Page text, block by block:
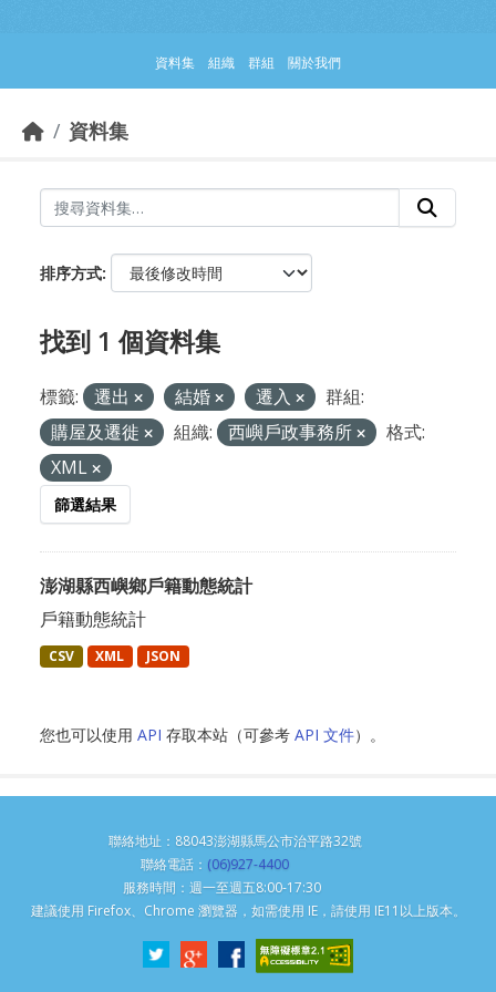
資料集 組織 群組 關於我們
資料集
排序方式
找到 1 個資料集
標籤: 遷出 結婚 遷入
群組:
購屋及遷徙
組織: 西嶼戶政事務所
格式:
XML
篩選結果
澎湖縣西嶼鄉戶籍動態統計
戶籍動態統計
CSV XML JSON
您也可以使用 API 存取本站（可參考 API 文件）。
聯絡地址：88043澎湖縣馬公市治平路32號
聯絡電話： (06)927-4400
服務時間：週一至週五8:00-17:30
建議使用 Firefox、Chrome 瀏覽器，如需使用 IE，請使用 IE11以上版本。